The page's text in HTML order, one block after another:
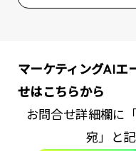
マーケティングAIエ
せはこちらから
お問合せ詳細欄に
宛」と